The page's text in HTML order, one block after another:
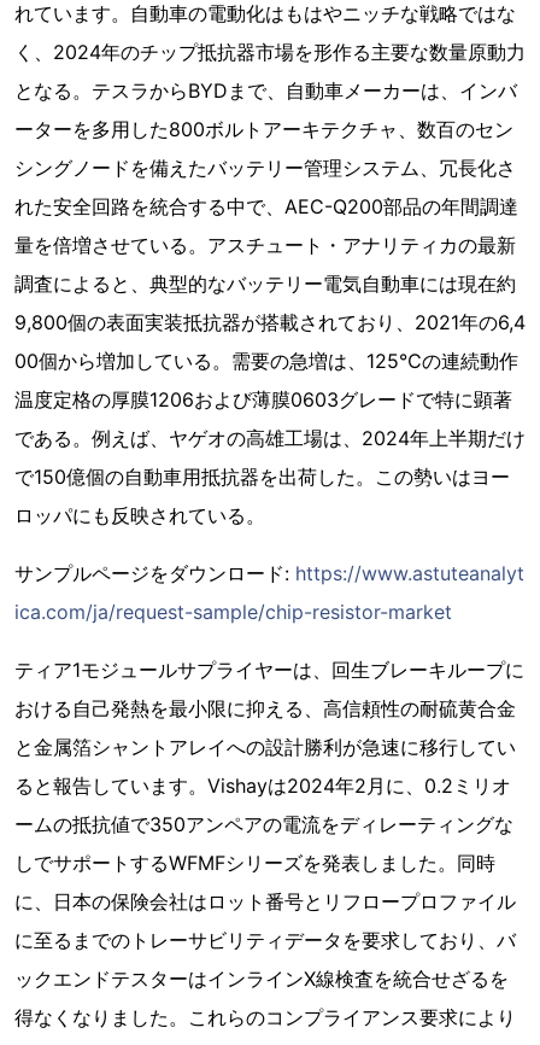
れています。自動車の電動化はもはやニッチな戦略ではな
く、2024年のチップ抵抗器市場を形作る主要な数量原動力
となる。テスラからBYDまで、自動車メーカーは、インバ
ーターを多用した800ボルトアーキテクチャ、数百のセン
シングノードを備えたバッテリー管理システム、冗長化さ
れた安全回路を統合する中で、AEC-Q200部品の年間調達
量を倍増させている。アスチュート・アナリティカの最新
調査によると、典型的なバッテリー電気自動車には現在約
9,800個の表面実装抵抗器が搭載されており、2021年の6,4
00個から増加している。需要の急増は、125℃の連続動作
温度定格の厚膜1206および薄膜0603グレードで特に顕著
である。例えば、ヤゲオの高雄工場は、2024年上半期だけ
で150億個の自動車用抵抗器を出荷した。この勢いはヨー
ロッパにも反映されている。
サンプルページをダウンロード: https://www.astuteanalyt
ica.com/ja/request-sample/chip-resistor-market
ティア1モジュールサプライヤーは、回生ブレーキループに
おける自己発熱を最小限に抑える、高信頼性の耐硫黄合金
と金属箔シャントアレイへの設計勝利が急速に移行してい
ると報告しています。Vishayは2024年2月に、0.2ミリオ
ームの抵抗値で350アンペアの電流をディレーティングな
しでサポートするWFMFシリーズを発表しました。同時
に、日本の保険会社はロット番号とリフロープロファイル
に至るまでのトレーサビリティデータを要求しており、バ
ックエンドテスターはインラインX線検査を統合せざるを
得なくなりました。これらのコンプライアンス要求により